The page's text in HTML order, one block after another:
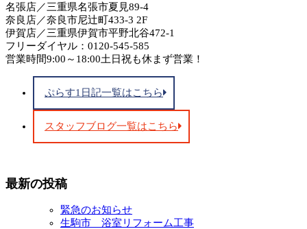
名張店／三重県名張市夏見89-4
奈良店／奈良市尼辻町433-3 2F
伊賀店／三重県伊賀市平野北谷472-1
フリーダイヤル：0120-545-585
営業時間9:00～18:00土日祝も休まず営業！
ぷらす1日記一覧はこちら
スタッフブログ一覧はこちら
最新の投稿
緊急のお知らせ
生駒市 浴室リフォーム工事